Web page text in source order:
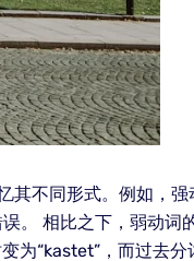
不同形式。例如，强
。 相比之下，弱动词
为“kastet”，而过去分